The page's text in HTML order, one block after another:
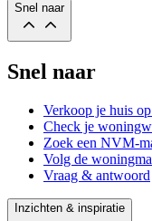
Snel naar
Snel naar
Verkoop je huis
Check je
Zoek een NVM-
Volg de
Vraag & antwoord
Inzichten & inspiratie